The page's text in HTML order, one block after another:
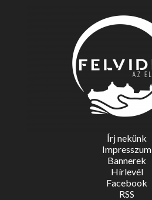
Írj nekünk
Impresszum
Bannerek
Hírlevél
Facebook
RSS